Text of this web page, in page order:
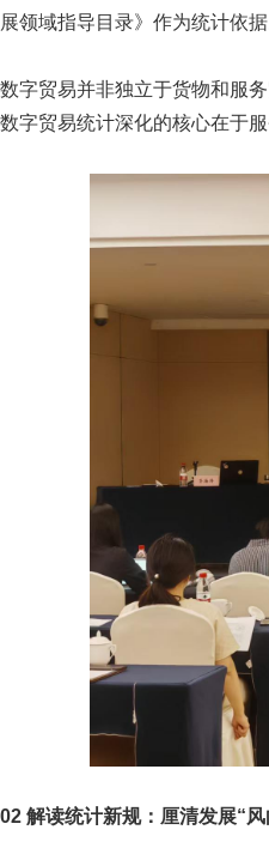
展领域指导目录》作为统计依据
数字贸易并非独立于货物和服
数字贸易统计深化的核心在于
02 解读统计新规：厘清发展“风